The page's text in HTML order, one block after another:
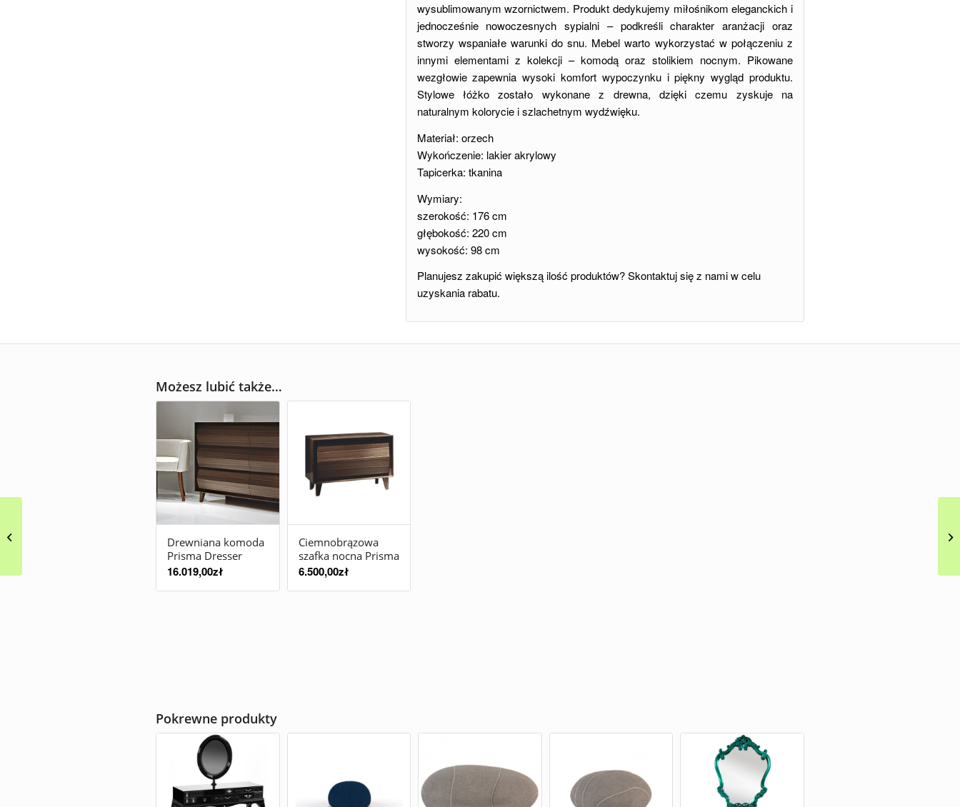
wysublimowanym wzornictwem. Produkt dedykujemy miłośnikom eleganckich i
jednocześnie nowoczesnych sypialni – podkreśli charakter aranżacji oraz
stworzy wspaniałe warunki do snu. Mebel warto wykorzystać w połączeniu z
innymi elementami z kolekcji – komodą oraz stolikiem nocnym. Pikowane
wezgłowie zapewnia wysoki komfort wypoczynku i piękny wygląd produktu.
Stylowe łóżko zostało wykonane z drewna, dzięki czemu zyskuje na
naturalnym kolorycie i szlachetnym wydźwięku.
Materiał: orzech
Wykończenie: lakier akrylowy
Tapicerka: tkanina
Wymiary:
szerokość: 176 cm
głębokość: 220 cm
wysokość: 98 cm
Planujesz zakupić większą ilość produktów? Skontaktuj się z nami w celu
uzyskania rabatu.
Możesz lubić także…
Drewniana komoda
Prisma Dresser
16.019,00zł
Ciemnobrązowa
szafka nocna Prisma
6.500,00zł
Pokrewne produkty